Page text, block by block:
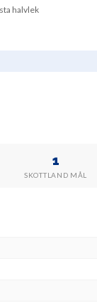
halvlek
1
SKOTTLAND MÅL